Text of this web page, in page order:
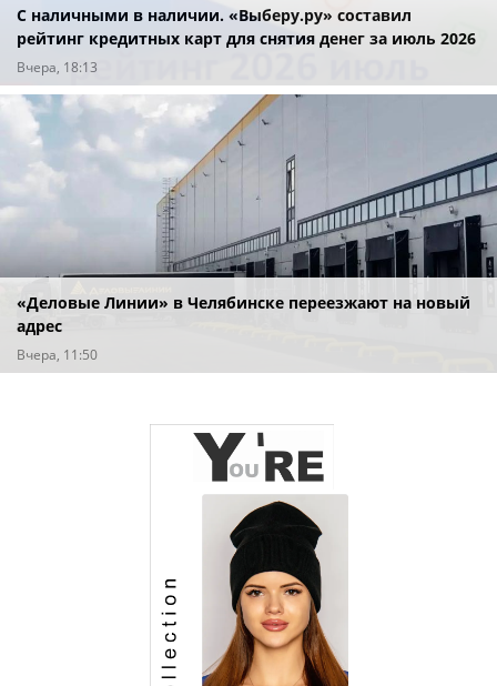
С наличными в наличии. «Выберу.ру» составил
рейтинг кредитных карт для снятия денег за июль 2026
года
Вчера, 18:13
«Деловые Линии» в Челябинске переезжают на новый
адрес
Вчера, 11:50